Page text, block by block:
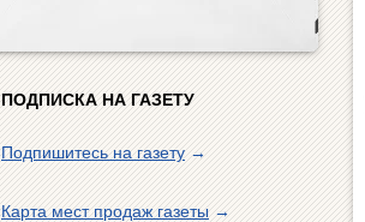
ПОДПИСКА НА ГАЗЕТУ
Подпишитесь на газету→
Карта мест продаж газеты→